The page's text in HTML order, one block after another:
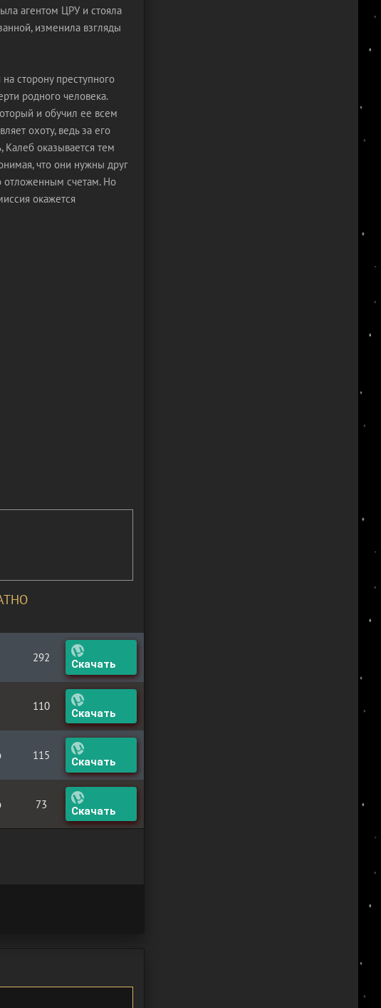
агентом ЦРУ и стояла
изменила взгляды
сторону преступного
родного человека.
и обучил ее всем
охоту, ведь за его
оказывается тем
что они нужны друг
отложенным счетам. Но
окажется
292 Скачать
110 Скачать
115 Скачать
73 Скачать